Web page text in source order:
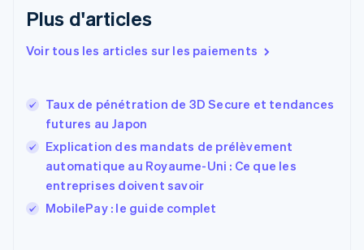
Plus d'articles
Voir tous les articles sur les paiements
Taux de pénétration de 3D Secure et tendances
futures au Japon
Explication des mandats de prélèvement
automatique au Royaume-Uni : Ce que les
entreprises doivent savoir
MobilePay : le guide complet
Español English
English
Finlande
EnglishSvenska
Français English
Gibraltar
English
Grèce